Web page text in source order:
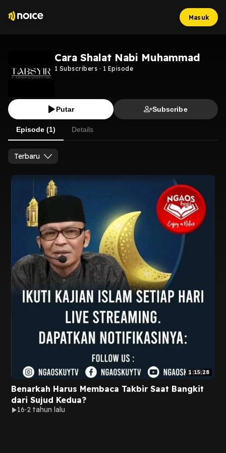
Masuk
Cara Shalat Nabi Muhammad
1 Subscribers · 1 Episode
Putar Subscribe
Episode (1) Details
Terbaru
1:15:28
Benarkah Harus Membaca Takbir Saat Bangkit
dari Sujud Kedua?
16 2 tahun lalu